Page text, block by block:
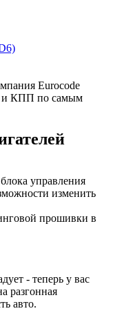
Eurocode
и КПП по самым
управления
изменить
прошивки в
- теперь у вас
разгонная
авто.